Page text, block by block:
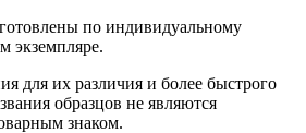
по индивидуальному
экземпляре.
для их различия и более быстрого
образцов не являются
знаком.